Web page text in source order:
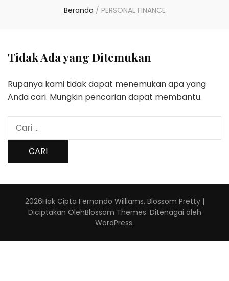
Beranda / PERSONAL FINANCE
Tidak Ada yang Ditemukan
Rupanya kami tidak dapat menemukan apa yang
Anda cari. Mungkin pencarian dapat membantu.
Cari
2026Hak Cipta Fernando Williams. Blossom Pretty |
Diciptakan OlehBlossom Themes. Ditenagai oleh
WordPress.